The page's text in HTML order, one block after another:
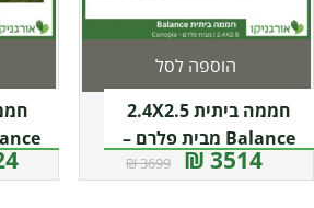
חממה ביתית 2.4X2.5
Balance מבית פלרם –
Canopia
3514 ₪
3699 ₪
הוספה לסל
₪